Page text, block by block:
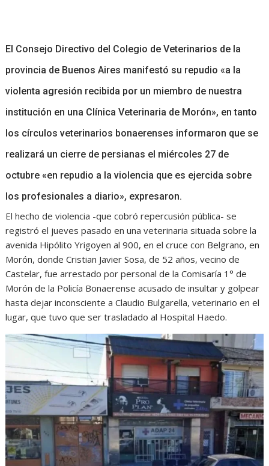
El Consejo Directivo del Colegio de Veterinarios de la
provincia de Buenos Aires manifestó su repudio «a la
violenta agresión recibida por un miembro de nuestra
institución en una Clínica Veterinaria de Morón», en tanto
los círculos veterinarios bonaerenses informaron que se
realizará un cierre de persianas el miércoles 27 de
octubre «en repudio a la violencia que es ejercida sobre
los profesionales a diario», expresaron.
El hecho de violencia -que cobró repercusión pública- se
registró el jueves pasado en una veterinaria situada sobre la
avenida Hipólito Yrigoyen al 900, en el cruce con Belgrano, en
Morón, donde Cristian Javier Sosa, de 52 años, vecino de
Castelar, fue arrestado por personal de la Comisaría 1° de
Morón de la Policía Bonaerense acusado de insultar y golpear
hasta dejar inconsciente a Claudio Bulgarella, veterinario en el
lugar, que tuvo que ser trasladado al Hospital Haedo.